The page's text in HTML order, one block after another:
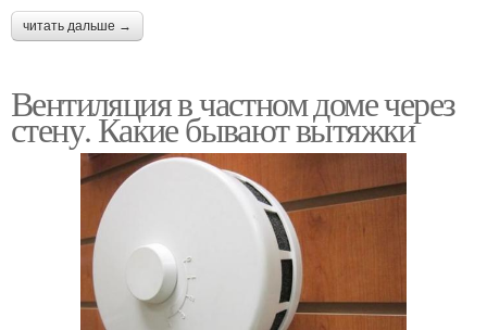
читать дальше →
Вентиляция в частном доме через
стену. Какие бывают вытяжки